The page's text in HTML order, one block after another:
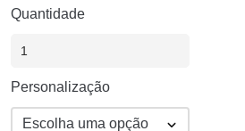
Quantidade
Personalização